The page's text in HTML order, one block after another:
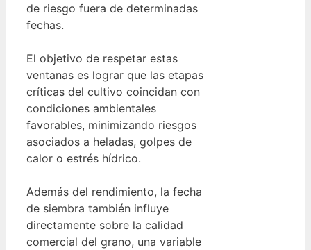
de riesgo fuera de determinadas
fechas.
El objetivo de respetar estas
ventanas es lograr que las etapas
críticas del cultivo coincidan con
condiciones ambientales
favorables, minimizando riesgos
asociados a heladas, golpes de
calor o estrés hídrico.
Además del rendimiento, la fecha
de siembra también influye
directamente sobre la calidad
comercial del grano, una variable